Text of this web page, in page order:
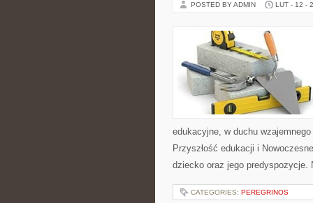
POSTED BY ADMIN LUT - 12 -
edukacyjne, w duchu
Przyszłość edukacji i
dziecko oraz jego
CATEGORIES: PEREGRINOS